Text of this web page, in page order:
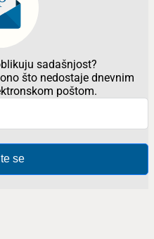
sadašnjost?
što nedostaje dnevnim
poštom.
se